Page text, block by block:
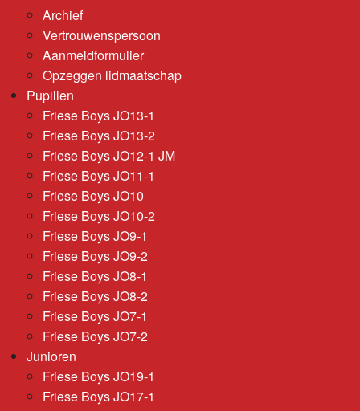
Archief
Vertrouwenspersoon
Aanmeldformulier
Opzeggen lidmaatschap
Pupillen
Friese Boys JO13-1
Friese Boys JO13-2
Friese Boys JO12-1 JM
Friese Boys JO11-1
Friese Boys JO10
Friese Boys JO10-2
Friese Boys JO9-1
Friese Boys JO9-2
Friese Boys JO8-1
Friese Boys JO8-2
Friese Boys JO7-1
Friese Boys JO7-2
Junioren
Friese Boys JO19-1
Friese Boys JO17-1